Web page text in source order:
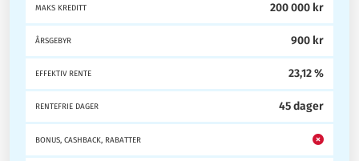
MAKS KREDITT 200 000 kr
ÅRSGEBYR 900 kr
EFFEKTIV RENTE 23,12 %
RENTEFRIE DAGER 45 dager
BONUS, CASHBACK, RABATTER